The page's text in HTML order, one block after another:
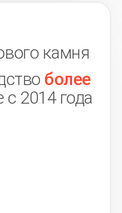
камня
более
2014 года